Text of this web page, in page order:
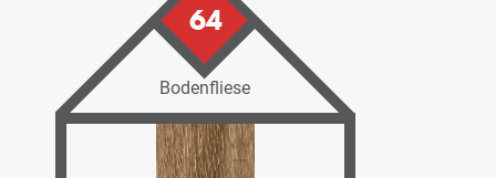
64
Bodenfliese